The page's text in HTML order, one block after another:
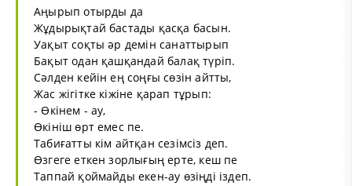
Аңырып отырды да
Жұдырықтай бастады қасқа басын.
Уақыт соқты әр демін санаттырып
Бақыт одан қашқандай балақ түріп.
Сәлден кейін ең соңғы сөзін айтты,
Жас жігітке кіжіне қарап тұрып:
- Өкінем - ау,
Өкініш өрт емес пе.
Табиғатты кім айтқан сезімсіз деп.
Өзгеге еткен зорлығың ерте, кеш пе
Таппай қоймайды екен-ау өзіңді іздеп.